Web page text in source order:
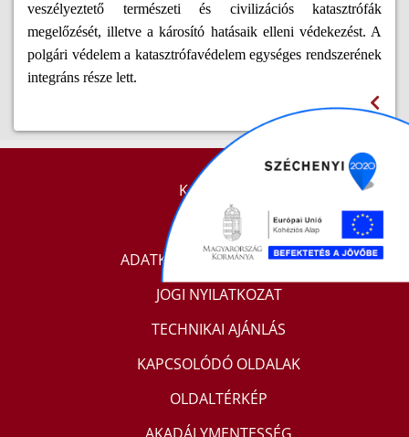
veszélyeztető természeti és civilizációs katasztrófák
megelőzését, illetve a károsító hatásaik elleni védekezést. A
polgári védelem a katasztrófavédelem egységes rendszerének
integráns része lett.
KAPCSOLAT
IMPRESSZUM
ADATKEZELÉSI TÁJÉKOZTATÓ
JOGI NYILATKOZAT
TECHNIKAI AJÁNLÁS
KAPCSOLÓDÓ OLDALAK
OLDALTÉRKÉP